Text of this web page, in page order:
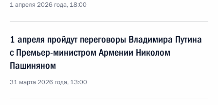
1 апреля 2026 года, 18:00
1 апреля пройдут переговоры Владимира Путина
с Премьер-министром Армении Николом
Пашиняном
31 марта 2026 года, 13:00